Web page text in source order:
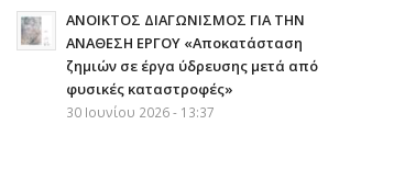
ΑΝΟΙΚΤΟΣ ΔΙΑΓΩΝΙΣΜΟΣ ΓΙΑ ΤΗΝ
ΑΝΑΘΕΣΗ ΕΡΓΟΥ «Αποκατάσταση
ζημιών σε έργα ύδρευσης μετά από
φυσικές καταστροφές»
30 Ιουνίου 2026 - 13:37